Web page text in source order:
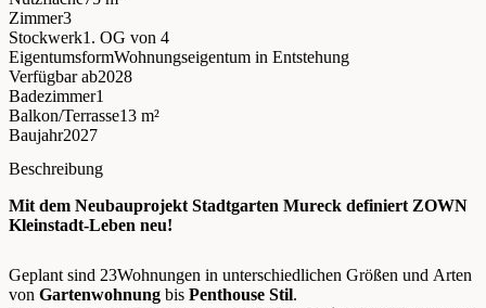
Zimmer3
Stockwerk1. OG von 4
EigentumsformWohnungseigentum in Entstehung
Verfügbar ab2028
Badezimmer1
Balkon/Terrasse13 m²
Baujahr2027
Beschreibung
Mit dem Neubauprojekt Stadtgarten Mureck definiert ZOWN
Kleinstadt-Leben neu!
Geplant sind 23Wohnungen in unterschiedlichen Größen und Arten
von Gartenwohnung bis Penthouse Stil.